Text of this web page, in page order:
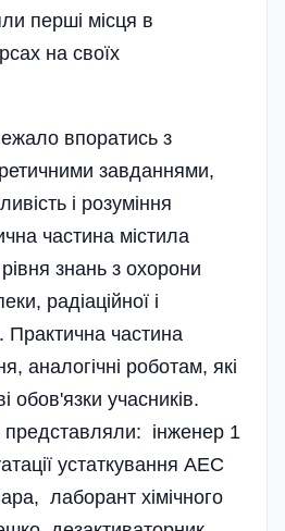
перші місця в
на своїх
впоратись з
завданнями,
і розуміння
частина містила
знань з охорони
радіаційної і
Практична частина
аналогічні роботам, які
обов'язки учасників.
інженер 1
устаткування АЕС
лаборант хімічного